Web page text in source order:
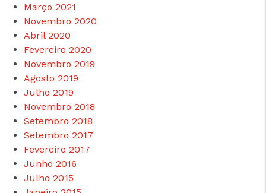
Março 2021
Novembro 2020
Abril 2020
Fevereiro 2020
Novembro 2019
Agosto 2019
Julho 2019
Novembro 2018
Setembro 2018
Setembro 2017
Fevereiro 2017
Junho 2016
Julho 2015